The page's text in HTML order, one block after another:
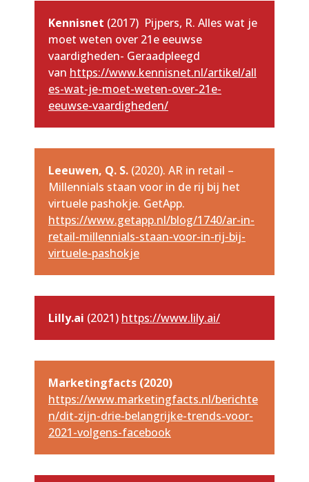
Kennisnet (2017) Pijpers, R. Alles wat je
moet weten over 21e eeuwse
vaardigheden- Geraadpleegd
van https://www.kennisnet.nl/artikel/all
es-wat-je-moet-weten-over-21e-
eeuwse-vaardigheden/
Leeuwen, Q. S. (2020). AR in retail –
Millennials staan voor in de rij bij het
virtuele pashokje. GetApp.
https://www.getapp.nl/blog/1740/ar-in-
retail-millennials-staan-voor-in-rij-bij-
virtuele-pashokje
Lilly.ai (2021) https://www.lily.ai/
Marketingfacts (2020)
https://www.marketingfacts.nl/berichte
n/dit-zijn-drie-belangrijke-trends-voor-
2021-volgens-facebook